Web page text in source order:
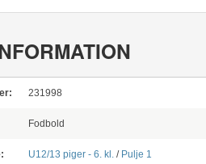
231998
Fodbold
U12/13 piger - 6. kl. / Pulje 1